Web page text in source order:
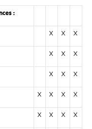
:
X X X
X X X
X X X
X X X X
X X X X